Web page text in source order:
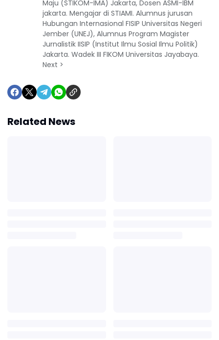
Maju (STIKOM-IMA) Jakarta, Dosen ASMI-IBM
jakarta. Mengajar di STIAMI. Alumnus jurusan
Hubungan Internasional FISIP Universitas Negeri
Jember (UNEJ), Alumnus Program Magister
Jurnalistik IISIP (Institut Ilmu Sosial Ilmu Politik)
Jakarta. Wadek III FIKOM Universitas Jayabaya.
Next >
Related News